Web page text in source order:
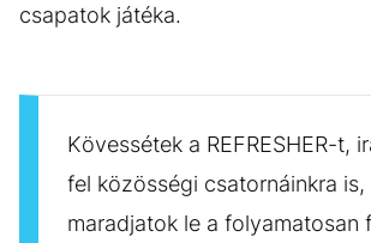
csapatok játéka.
Kövessétek a REFRESHER-t,
fel közösségi csatornáinkra
maradjatok le a folyamatosan